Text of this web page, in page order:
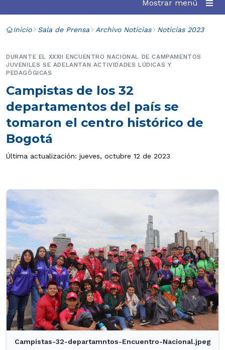
Mostrar menú
Inicio Sala de Prensa Archivo Noticias Noticias 2023
Campistas de los 32
departamentos del país se
tomaron el centro histórico de
Bogotá
DURANTE EL XXXII ENCUENTRO NACIONAL DE CAMPAMENTOS
JUVENILES SE ADELANTAN ACTIVIDADES LÚDICAS Y
PEDAGÓGICAS
Última actualización: jueves, octubre 12 de 2023
Campistas-32-departamntos-Encuentro-Nacional.jpeg